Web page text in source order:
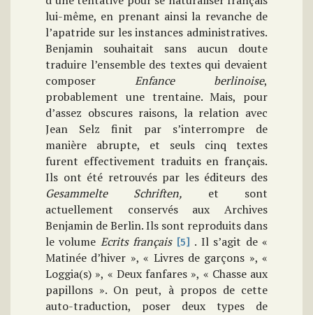
lui-même, en prenant ainsi la revanche de
l’apatride sur les instances administratives.
Benjamin souhaitait sans aucun doute
traduire l’ensemble des textes qui devaient
composer Enfance berlinoise,
probablement une trentaine. Mais, pour
d’assez obscures raisons, la relation avec
Jean Selz finit par s’interrompre de
manière abrupte, et seuls cinq textes
furent effectivement traduits en français.
Ils ont été retrouvés par les éditeurs des
Gesammelte Schriften, et sont
actuellement conservés aux Archives
Benjamin de Berlin. Ils sont reproduits dans
le volume Ecrits français [5] . Il s’agit de «
Matinée d’hiver », « Livres de garçons », «
Loggia(s) », « Deux fanfares », « Chasse aux
papillons ». On peut, à propos de cette
auto-traduction, poser deux types de